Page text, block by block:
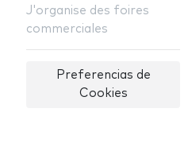
J'organise des foires
commerciales
Preferencias de
Cookies